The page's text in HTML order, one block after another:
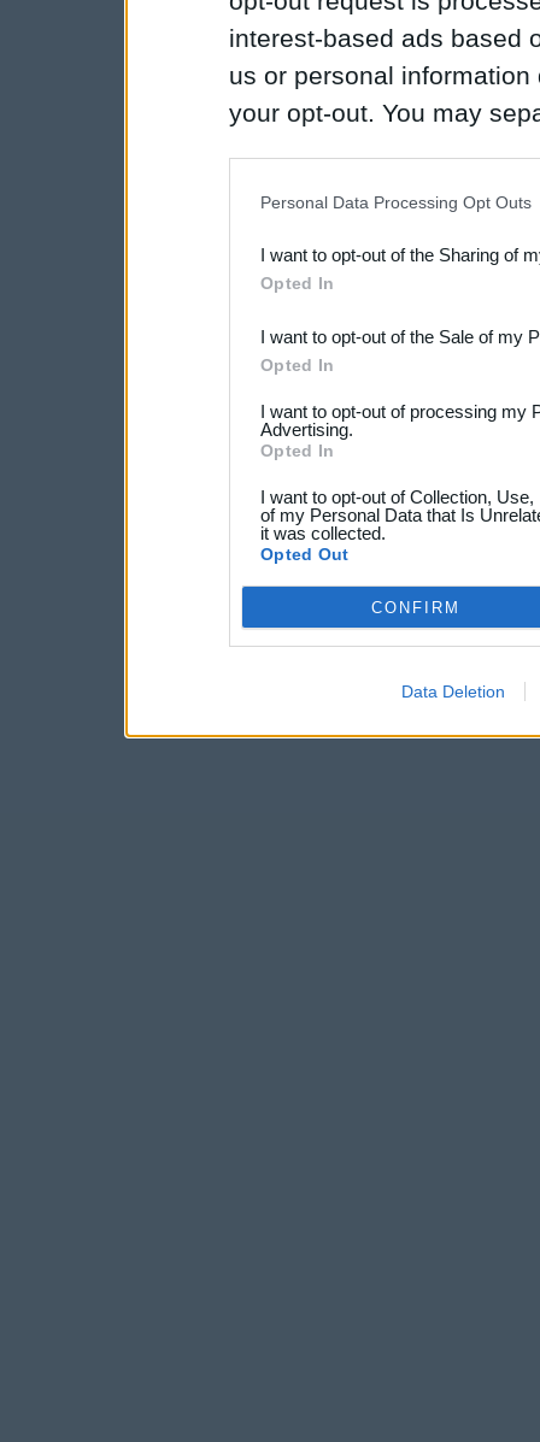
interest-based ads based
us or personal
your opt-out. You may
Downstream Participants
third parties.
Personal Data Processing Opt Outs
I want to opt-out of the Sharing of
Opted In
I want to opt-out of the Sale of my
Opted In
I want to opt-out of processing my
Advertising.
Opted In
I want to opt-out of Collection,
of my Personal Data that Is
it was collected.
Opted Out
CONFIRM
Data Deletion